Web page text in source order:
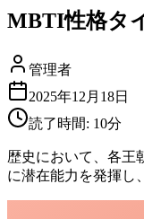
MBTI性格タ
管理者
2025年12月18日
読了時間: 10分
歴史において、各王
に潜在能力を発揮し